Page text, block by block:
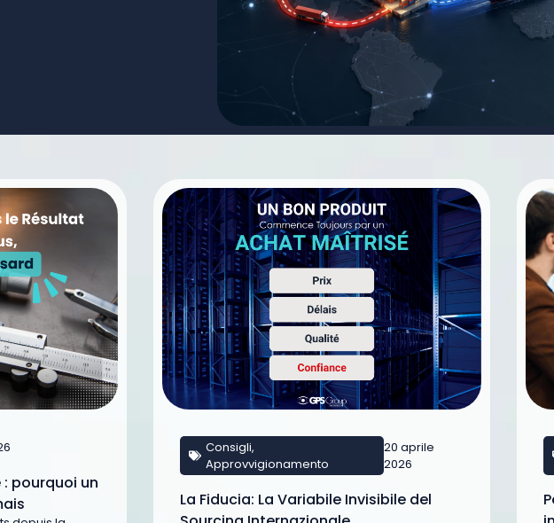
pourquoi un
Consigli,
Approvvigionamento
20 aprile
2026
La Fiducia: La Variabile Invisibile del